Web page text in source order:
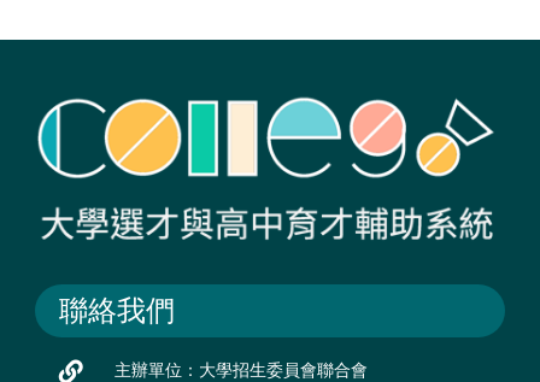
聯絡我們
主辦單位：大學招生委員會聯合會